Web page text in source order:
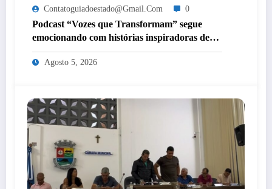
Contatoguiadoestado@gmail.com 0
Podcast “Vozes que Transformam” segue
emocionando com histórias inspiradoras de
mulheres de Itaperuna
Agosto 5, 2026